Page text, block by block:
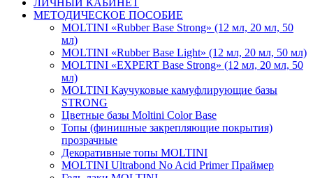
МЕТОДИЧЕСКОЕ ПОСОБИЕ
MOLTINI «Rubber Base Strong» (12 мл, 20 мл, 50
мл)
MOLTINI «Rubber Base Light» (12 мл, 20 мл, 50 мл)
MOLTINI «EXPERT Base Strong» (12 мл, 20 мл, 50
мл)
MOLTINI Каучуковые камуфлирующие базы
STRONG
Цветные базы Moltini Color Base
Топы (финишные закрепляющие покрытия)
прозрачные
Декоративные топы MOLTINI
MOLTINI Ultrabond No Acid Primer Праймер